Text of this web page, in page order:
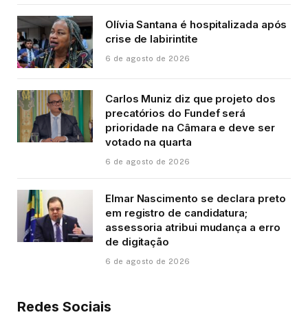
Olívia Santana é hospitalizada após
crise de labirintite
6 de agosto de 2026
Carlos Muniz diz que projeto dos
precatórios do Fundef será
prioridade na Câmara e deve ser
votado na quarta
6 de agosto de 2026
Elmar Nascimento se declara preto
em registro de candidatura;
assessoria atribui mudança a erro
de digitação
6 de agosto de 2026
Redes Sociais